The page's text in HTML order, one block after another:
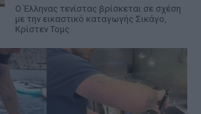
Ο Έλληνας τενίστας βρίσκεται σε σχέση
με την εικαστικό καταγωγής Σικάγο,
Κρίστεν Τομς